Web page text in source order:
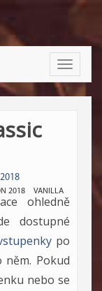
Toggle
2018 VANILLA
ohledně
dostupné
po
Pokud
nebo se